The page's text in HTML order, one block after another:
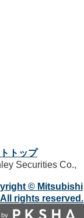
トップ
© Mitsubishi
rights reserved.
by